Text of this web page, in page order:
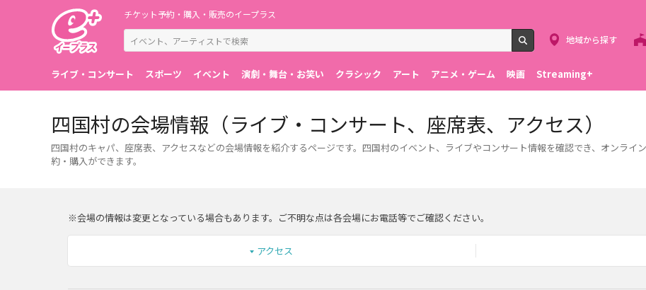
チケット予約・購入・販売のイープラス
検索
地域から探す
ライブ・コンサート スポーツ イベント 演劇・舞台・お笑い クラシック アート アニメ・ゲーム 映画 Streaming+
四国村の会場情報（ライブ・コンサート、座席表、アクセス）
四国村のキャパ、座席表、アクセスなどの会場情報を紹介するページです。四国村のイベント、ライブやコンサート情報を確認でき、オンライ
約・購入ができます。
※会場の情報は変更となっている場合もあります。ご不明な点は各会場にお電話等でご確認ください。
アクセス